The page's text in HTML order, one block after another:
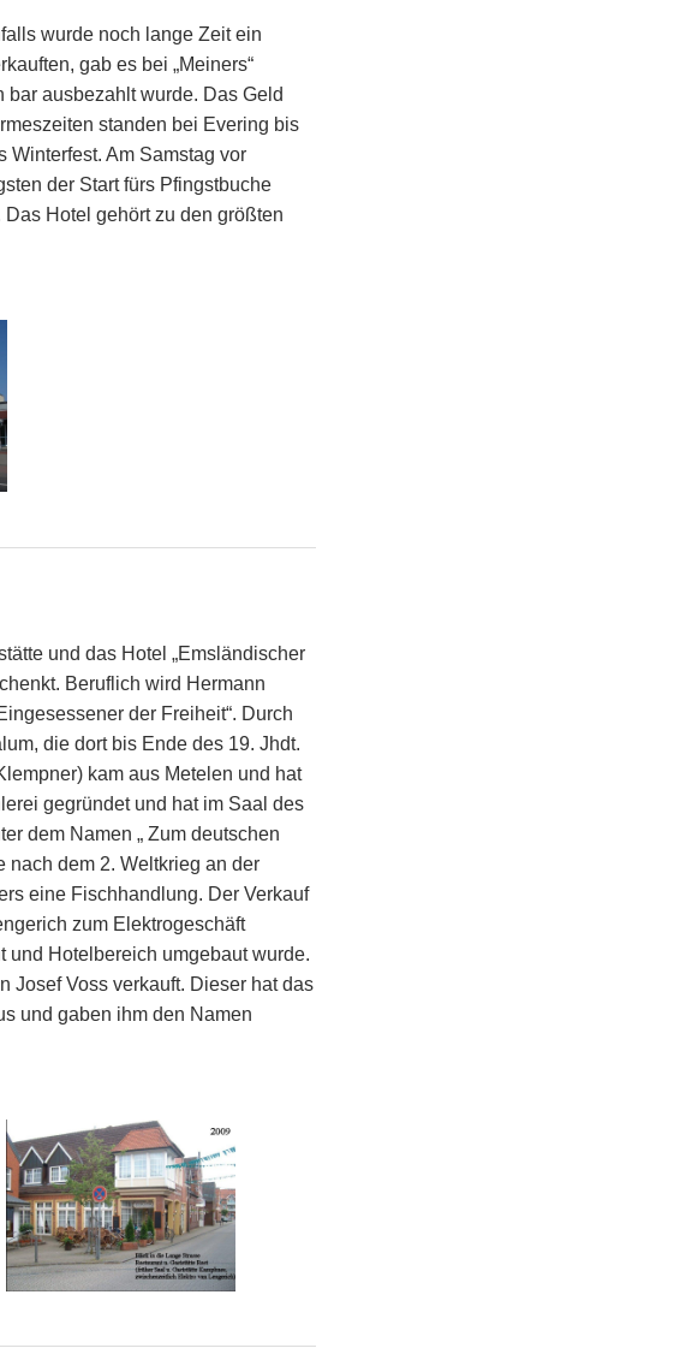
wurde noch lange Zeit ein
gab es bei „Meiners“
ausbezahlt wurde. Das Geld
standen bei Evering bis
Am Samstag vor
der Start fürs Pfingstbuche
Hotel gehört zu den größten
und das Hotel „Emsländischer
Beruflich wird Hermann
der Freiheit“. Durch
die dort bis Ende des 19. Jhdt.
kam aus Metelen und hat
gegründet und hat im Saal des
dem Namen „ Zum deutschen
nach dem 2. Weltkrieg an der
eine Fischhandlung. Der Verkauf
zum Elektrogeschäft
und Hotelbereich umgebaut wurde.
Josef Voss verkauft. Dieser hat das
und gaben ihm den Namen